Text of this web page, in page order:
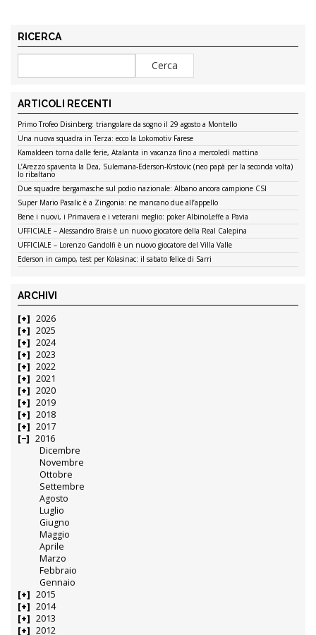
RICERCA
ARTICOLI RECENTI
Primo Trofeo Disinberg: triangolare da sogno il 29 agosto a Montello
Una nuova squadra in Terza: ecco la Lokomotiv Farese
Kamaldeen torna dalle ferie, Atalanta in vacanza fino a mercoledì mattina
L’Arezzo spaventa la Dea, Sulemana-Ederson-Krstovic (neo papà per la seconda volta)
lo ribaltano
Due squadre bergamasche sul podio nazionale: Albano ancora campione CSI
Super Mario Pasalic è a Zingonia: ne mancano due all’appello
Bene i nuovi, i Primavera e i veterani meglio: poker AlbinoLeffe a Pavia
UFFICIALE – Alessandro Brais è un nuovo giocatore della Real Calepina
UFFICIALE – Lorenzo Gandolfi è un nuovo giocatore del Villa Valle
Ederson in campo, test per Kolasinac: il sabato felice di Sarri
ARCHIVI
2026
2025
2024
2023
2022
2021
2020
2019
2018
2017
2016
Dicembre
Novembre
Ottobre
Settembre
Agosto
Luglio
Giugno
Maggio
Aprile
Marzo
Febbraio
Gennaio
2015
2014
2013
2012